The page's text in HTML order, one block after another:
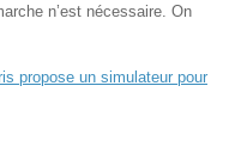
n’est nécessaire. On
propose un simulateur pour